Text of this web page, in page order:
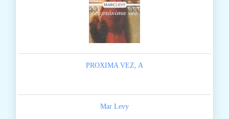
PROXIMA VEZ, A
Mar Levy